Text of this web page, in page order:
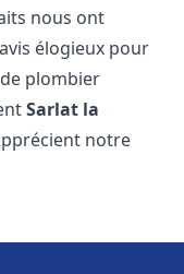
nous ont
élogieux pour
plombier
Sarlat la
notre